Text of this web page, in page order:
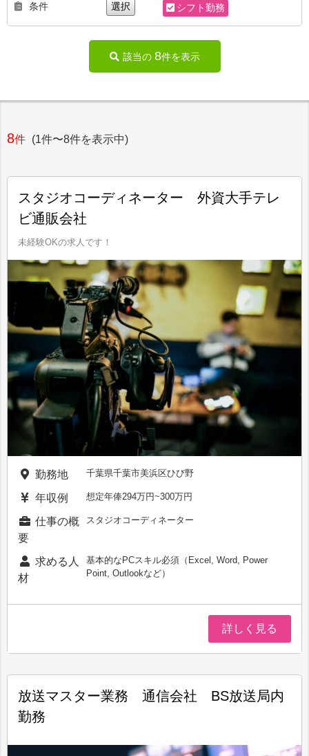
条件 選択 シフト勤務
該当の 8件を表示
8件 (1件〜8件を表示中)
スタジオコーディネーター 外資大手テレ
ビ通販会社
未経験OKの求人です！
勤務地 千葉県千葉市美浜区ひび野
年収例 想定年俸294万円~300万円
仕事の概
要
スタジオコーディネーター
求める人
材
基本的なPCスキル必須（Excel, Word, Power
Point, Outlookなど）
詳しく見る
放送マスター業務 通信会社 BS放送局内
勤務